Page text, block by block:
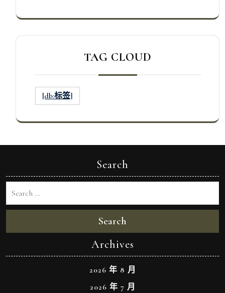
TAG CLOUD
[db:标签]
Search
Search
Archives
2026 年 8 月
2026 年 7 月